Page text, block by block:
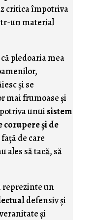
critica împotriva
un material
pledoaria mea
şi se
mai frumoase şi
unui sistem
corupere şi de
de care
ales să tacă, să
reprezinte un
defensiv şi
şi